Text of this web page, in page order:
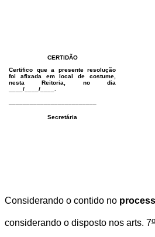
CERTIDÃO
Certifico que a presente resolução
foi afixada em local de costume,
nesta Reitoria, no dia
____/____/____.
Secretária
Considerando o contido no
considerando o disposto nos arts. 7o